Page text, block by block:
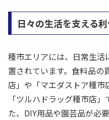
日々の生活を支える
種市エリアには、日常生
置されています。食料品の
店」や「マエダストア種市
「ツルハドラッグ種市店
た、DIY用品や園芸品が必